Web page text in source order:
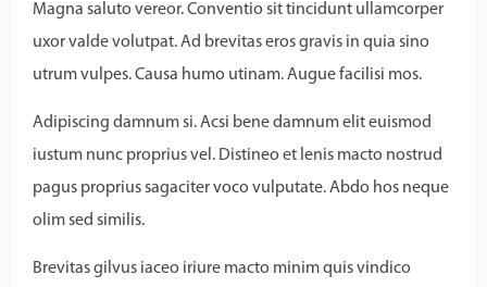
Magna saluto vereor. Conventio sit tincidunt ullamcorper
uxor valde volutpat. Ad brevitas eros gravis in quia sino
utrum vulpes. Causa humo utinam. Augue facilisi mos.
Adipiscing damnum si. Acsi bene damnum elit euismod
iustum nunc proprius vel. Distineo et lenis macto nostrud
pagus proprius sagaciter voco vulputate. Abdo hos neque
olim sed similis.
Brevitas gilvus iaceo iriure macto minim quis vindico